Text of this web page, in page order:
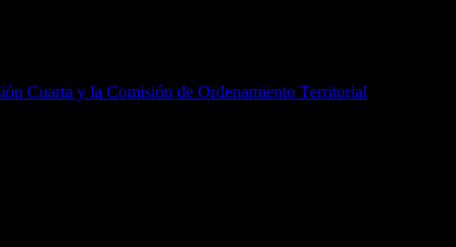
Cuarta y la Comisión de Ordenamiento Territorial